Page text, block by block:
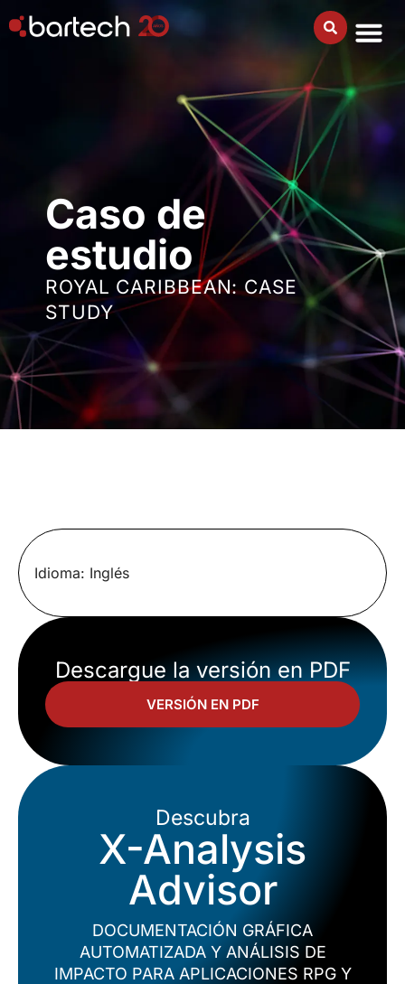
Caso de
estudio
ROYAL CARIBBEAN: CASE
STUDY
Idioma: Inglés
Descargue la versión en PDF
VERSIÓN EN PDF
Descubra
X-Analysis
Advisor
DOCUMENTACIÓN GRÁFICA
AUTOMATIZADA Y ANÁLISIS DE
IMPACTO PARA APLICACIONES RPG Y